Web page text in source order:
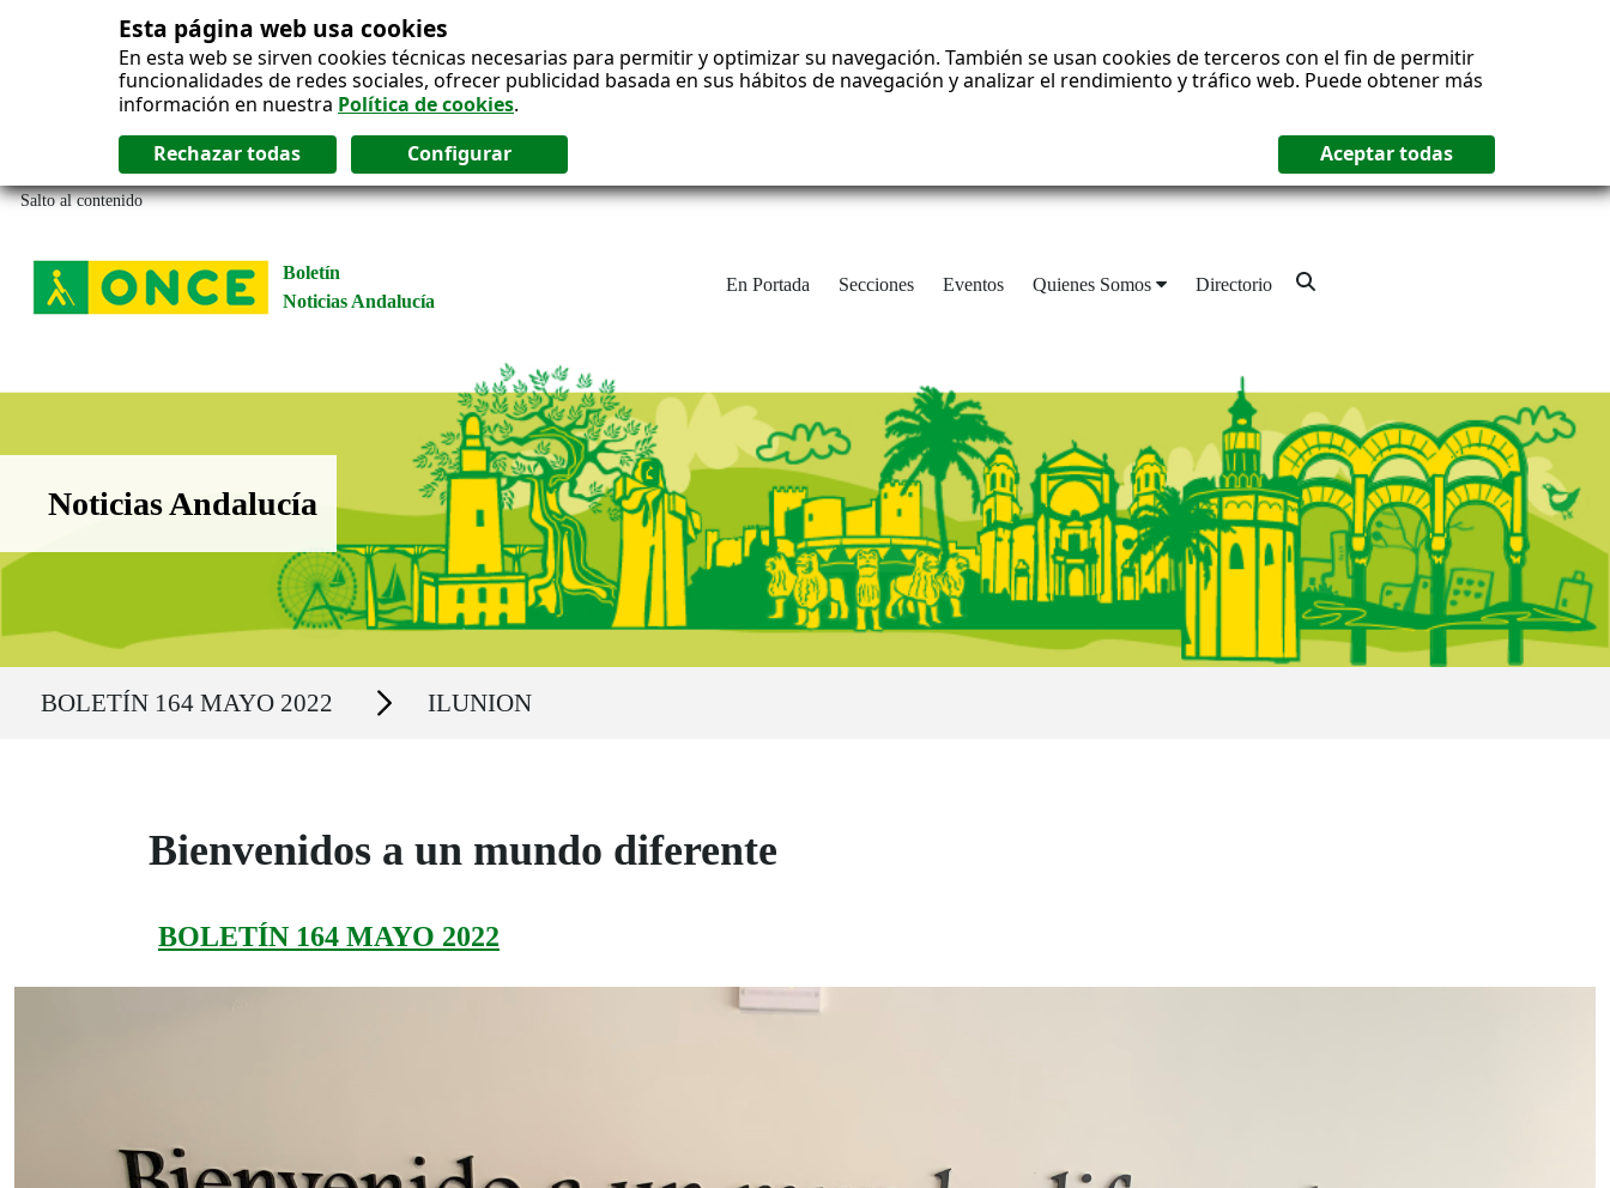
Esta página web usa cookies
En esta web se sirven cookies técnicas necesarias para permitir y optimizar su navegación. También se usan cookies de terceros con el fin de permitir
funcionalidades de redes sociales, ofrecer publicidad basada en sus hábitos de navegación y analizar el rendimiento y tráfico web. Puede obtener más
información en nuestra Política de cookies.
Salto al contenido
Boletín
Noticias Andalucía
En Portada Secciones Eventos Quienes Somos Directorio
Boletín Noticias Andalucía
Noticias Andalucía
BOLETÍN 164 MAYO 2022 Secciones ILUNION
Bienvenidos a un mundo diferente
BOLETÍN 164 MAYO 2022